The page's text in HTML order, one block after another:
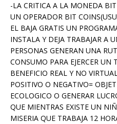
-LA CRITICA A LA MONEDA
UN OPERADOR BIT
EL BAJA GRATIS UN
INSTALA Y DEJA TRABAJAR A
PERSONAS GENERAN UNA
CONSUMO PARA EJERCER UN
BENEFICIO REAL Y NO
POSITIVO O NEGATIVO=
ECOLOGICO O GENERAR
QUE MIENTRAS EXISTE UN
MISERIA QUE TRABAJA 12